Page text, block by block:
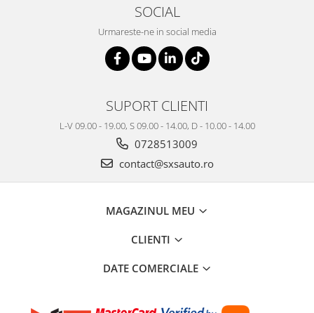
SOCIAL
Urmareste-ne in social media
SUPORT CLIENTI
L-V 09.00 - 19.00, S 09.00 - 14.00, D - 10.00 - 14.00
0728513009
contact@sxsauto.ro
MAGAZINUL MEU
CLIENTI
DATE COMERCIALE